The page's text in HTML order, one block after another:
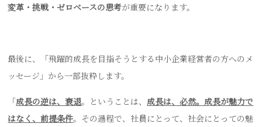
変革・挑戦・ゼロベースの思考が重要になります。
最後に、「飛躍的成長を目指そうとする中小企業経営者の方へのメ
ッセージ」から一部抜粋します。
「成長の逆は、衰退。ということは、 成長は、必然。成長が魅力で
はなく、前提条件。その過程で、社員にとって、社会にとっての魅